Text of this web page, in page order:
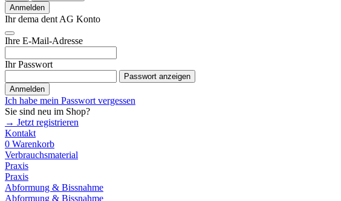
Anmelden
Ihr dema dent AG Konto
Ihre E-Mail-Adresse
Ihr Passwort
Passwort anzeigen
Anmelden
Ich habe mein Passwort vergessen
Sie sind neu im Shop?
→ Jetzt registrieren
Kontakt
0 Warenkorb
Verbrauchsmaterial
Praxis
Praxis
Abformung & Bissnahme
Abformung & Bissnahme